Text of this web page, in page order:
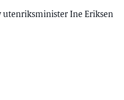
utenriksminister Ine Eriksen